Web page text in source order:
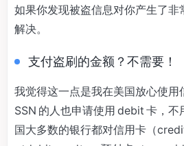
如果你发现被盗信息对你产生了非
解决。
支付盗刷的金额？不需要！
我觉得这一点是我在美国放心使用
SSN 的人也申请使用 debit 卡，
国大多数的银行都对信用卡（